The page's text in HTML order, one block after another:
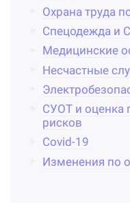
Охрана труда
Спецодежда и
Медицинские
Несчастные
СУОТ и оценка
рисков
Covid-19
Изменения по